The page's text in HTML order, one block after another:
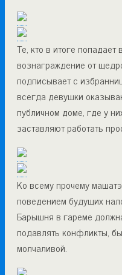
Те, кто в итоге
вознаграждение от
подписывает с
всегда девушки
публичном доме, где у
заставляют работать
Ко всему прочему
поведением будущих
Барышня в гареме
подавлять конфликты,
молчаливой.